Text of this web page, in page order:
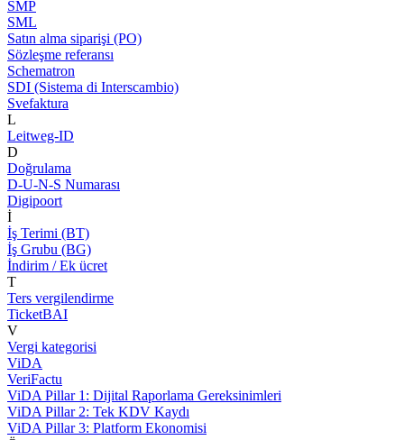
SMP
SML
Satın alma siparişi (PO)
Sözleşme referansı
Schematron
SDI (Sistema di Interscambio)
Svefaktura
L
Leitweg-ID
D
Doğrulama
D-U-N-S Numarası
Digipoort
İ
İş Terimi (BT)
İş Grubu (BG)
İndirim / Ek ücret
T
Ters vergilendirme
TicketBAI
V
Vergi kategorisi
ViDA
VeriFactu
ViDA Pillar 1: Dijital Raporlama Gereksinimleri
ViDA Pillar 2: Tek KDV Kaydı
ViDA Pillar 3: Platform Ekonomisi